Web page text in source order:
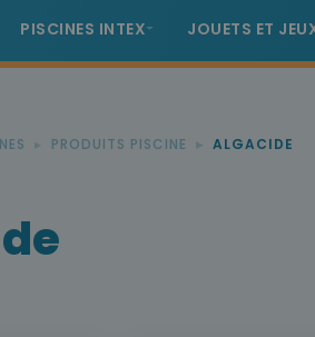
PISCINES INTEX JOUETS ET
PRODUITS PISCINE ALGACIDE